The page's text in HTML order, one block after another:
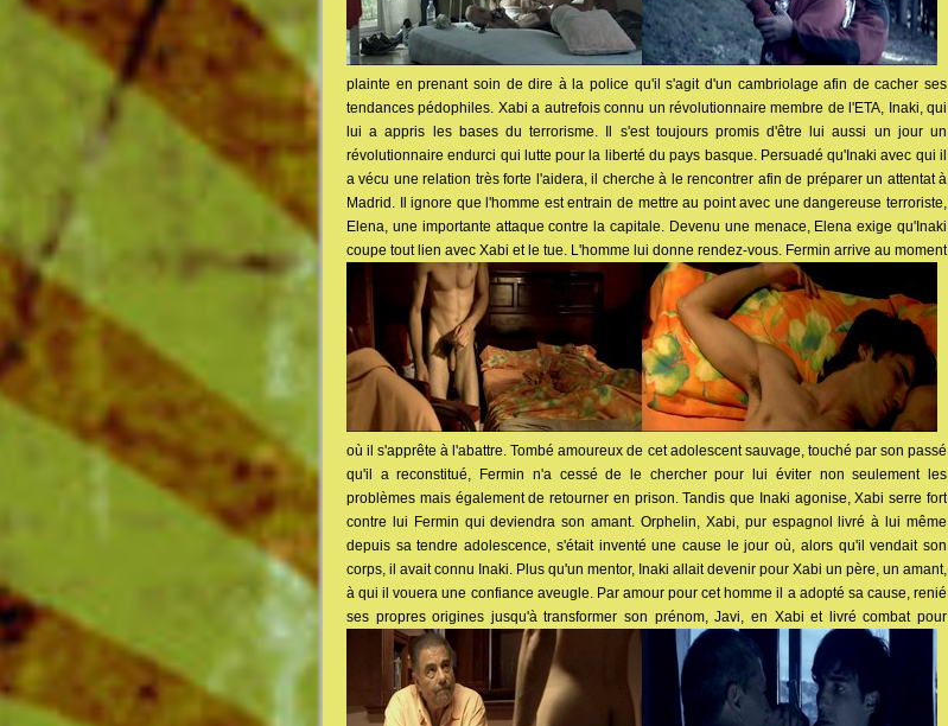
plainte en prenant soin de dire à la police qu'il s'agit d'un cambriolage afin de cacher ses
tendances pédophiles. Xabi a autrefois connu un révolutionnaire membre de l'ETA, Inaki, qui
lui a appris les bases du terrorisme. Il s'est toujours promis d'être lui aussi un jour un
révolutionnaire endurci qui lutte pour la liberté du pays basque. Persuadé qu'Inaki avec qui il
a vécu une relation très forte l'aidera, il cherche à le rencontrer afin de préparer un attentat à
Madrid. Il ignore que l'homme est entrain de mettre au point avec une dangereuse terroriste,
Elena, une importante attaque contre la capitale. Devenu une menace, Elena exige qu'Inaki
coupe tout lien avec Xabi et le tue. L'homme lui donne rendez-vous. Fermin arrive au moment
où il s'apprête à l'abattre. Tombé amoureux de cet adolescent sauvage, touché par son passé
qu'il a reconstitué, Fermin n'a cessé de le chercher pour lui éviter non seulement les
problèmes mais également de retourner en prison. Tandis que Inaki agonise, Xabi serre fort
contre lui Fermin qui deviendra son amant. Orphelin, Xabi, pur espagnol livré à lui même
depuis sa tendre adolescence, s'était inventé une cause le jour où, alors qu'il vendait son
corps, il avait connu Inaki. Plus qu'un mentor, Inaki allait devenir pour Xabi un père, un amant,
à qui il vouera une confiance aveugle. Par amour pour cet homme il a adopté sa cause, renié
ses propres origines jusqu'à transformer son prénom, Javi, en Xabi et livré combat pour